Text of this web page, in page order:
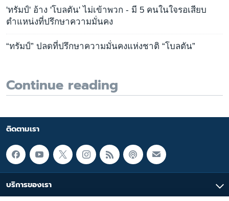
'ทรัมป์' อ้าง 'โบลตัน' ไม่เข้าพวก - มี 5 คนในใจรอเสียบ
ตำแหน่งที่ปรึกษาความมั่นคง
“ทรัมป์” ปลดที่ปรึกษาความมั่นคงแห่งชาติ “โบลตัน”
Continue reading
ติดตามเรา
บริการของเรา